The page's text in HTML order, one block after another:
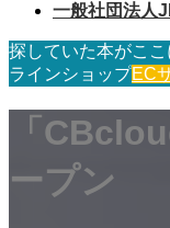
一般社団法人
探していた本がこ
ラインショップEC
「
ープン